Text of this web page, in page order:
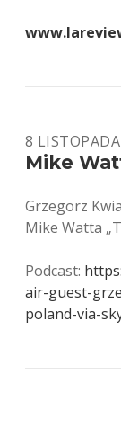
8
Mike
Grzegorz
Mike Watta
Podcast:
air-guest-
poland-via-